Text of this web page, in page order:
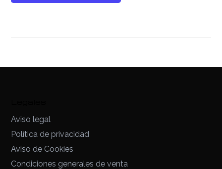
Aviso legal
Política de privacidad
Aviso de Cookies
Condiciones generales de venta